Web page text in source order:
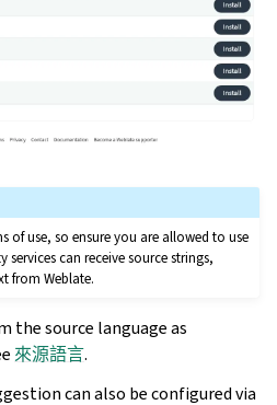
of use, so ensure you are allowed to use
can receive source strings,
from Weblate.
the source language as
來源語言.
can also be configured via